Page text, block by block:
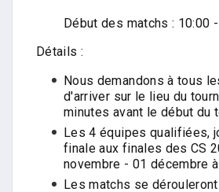
Début des matchs : 10:00
Détails :
Nous demandons à tous
d'arriver sur le lieu du
minutes avant le début du
Les 4 équipes qualifiées,
finale aux finales des CS
novembre - 01 décembre
Les matchs se